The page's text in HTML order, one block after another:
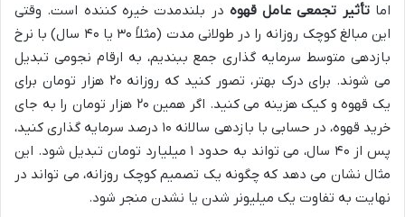
اماتأثیر تجمعی عامل قهوه در بلندمدت خیره کننده است. وقتی
این مبالغ کوچک روزانه را در طولانی مدت (مثلاً ۳۰ یا ۴۰ سال) با نرخ
بازدهی متوسط سرمایه گذاری جمع ببندیم، به ارقام نجومی تبدیل
می شوند. برای درک بهتر، تصور کنید که روزانه ۲۰ هزار تومان برای
یک قهوه و کیک هزینه می کنید. اگر همین ۲۰ هزار تومان را به جای
خرید قهوه، در حسابی با بازدهی سالانه ۱۰ درصد سرمایه گذاری کنید،
پس از ۴۰ سال، می تواند به حدود ۱ میلیارد تومان تبدیل شود. این
مثال نشان می دهد که چگونه یک تصمیم کوچک روزانه، می تواند در
نهایت به تفاوت یک میلیونر شدن یا نشدن منجر شود.